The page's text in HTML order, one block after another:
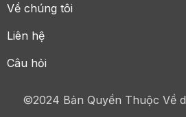
Về chúng tôi
Liên hệ
Câu hỏi
©2024 Bản Quyền Thuộc Về